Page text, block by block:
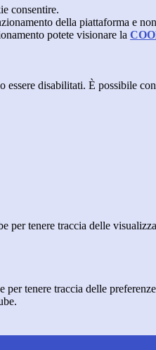
consentire.
della piattaforma e
potete visionare la
essere disabilitati. È possibile
per tenere traccia delle
per tenere traccia delle